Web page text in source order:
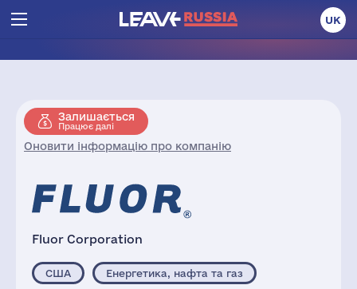
UK
Залишається
Працює далі
Оновити інформацію про компанію
Fluor Corporation
США Енергетика, нафта та газ